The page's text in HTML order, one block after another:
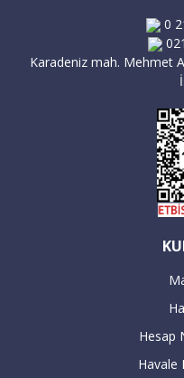
İstanbul içi
Sipariş verdiğiniz
ürünleri,
göre minimum 2-
Servis yetkilileri
adresinize
0
Karadeniz mah. Mehmet
Hesap
Havale